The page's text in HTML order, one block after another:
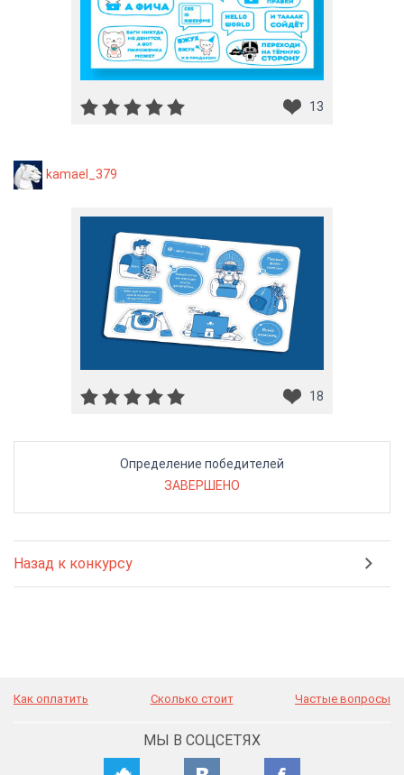
13
kamael_379
18
Определение победителей
ЗАВЕРШЕНО
Назад к конкурсу
Как оплатить Сколько стоит Частые вопросы
МЫ В СОЦСЕТЯХ